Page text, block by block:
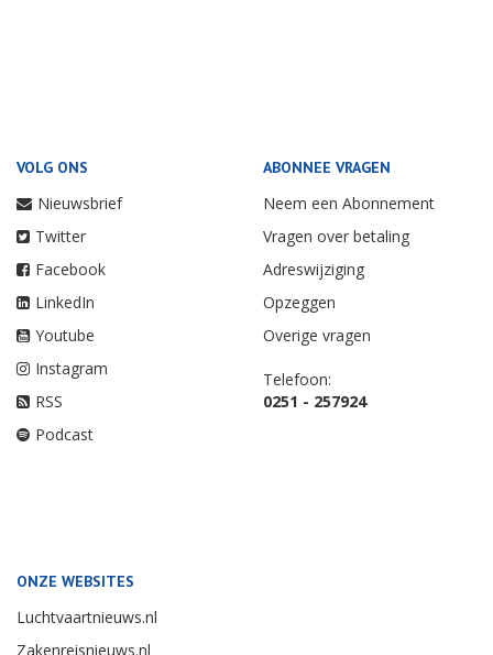
VOLG ONS
Nieuwsbrief
Twitter
Facebook
LinkedIn
Youtube
Instagram
RSS
Podcast
ABONNEE VRAGEN
Neem een Abonnement
Vragen over betaling
Adreswijziging
Opzeggen
Overige vragen
Telefoon:
0251 - 257924
ONZE WEBSITES
Luchtvaartnieuws.nl
Zakenreisnieuws.nl